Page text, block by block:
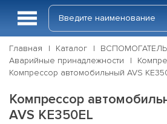
Главная Каталог
Аварийные принадлежности
Компрессор автомобильный AVS
Компрессор
AVS KE350EL